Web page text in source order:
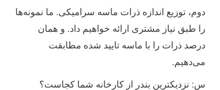
دوم، توزیع اندازه ذرات ماسه سرامیکی. ما نمونه‌ها
را طبق نیاز مشتری ارائه خواهیم داد. و همان
درصد ذرات را با ماسه تایید شده مطابقت
می‌دهیم.
س: نزدیکترین بندر از کارخانه شما کجاست؟